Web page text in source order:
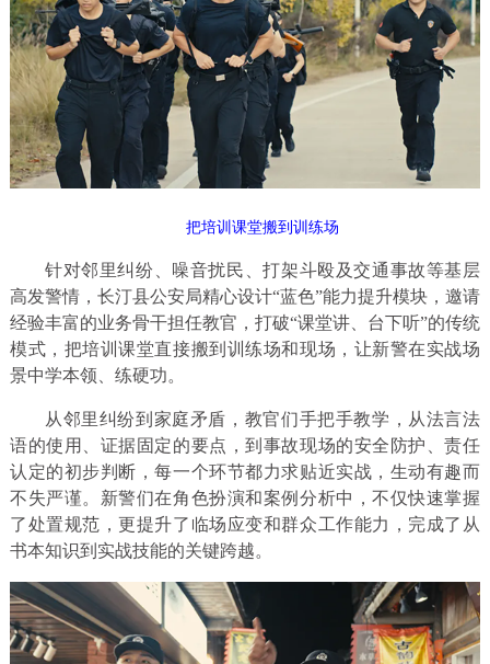
把培训课堂搬到训练场
针对邻里纠纷、噪音扰民、打架斗殴及交通事故等基层
高发警情，长汀县公安局精心设计“蓝色”能力提升模块，邀请
经验丰富的业务骨干担任教官，打破“课堂讲、台下听”的传统
模式，把培训课堂直接搬到训练场和现场，让新警在实战场
景中学本领、练硬功。
从邻里纠纷到家庭矛盾，教官们手把手教学，从法言法
语的使用、证据固定的要点，到事故现场的安全防护、责任
认定的初步判断，每一个环节都力求贴近实战，生动有趣而
不失严谨。 新警们在角色扮演和案例分析中，不仅快速掌握
了处置规范，更提升了临场应变和群众工作能力，完成了从
书本知识到实战技能的关键跨越。